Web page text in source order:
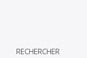
RECHERCHER